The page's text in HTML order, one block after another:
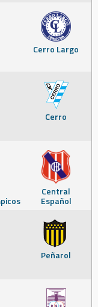
Cerro Largo
Cerro
Central
Español
Peñarol